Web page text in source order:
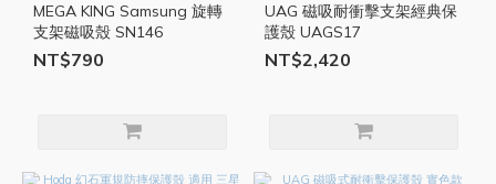
MEGA KING Samsung 旋轉
支架磁吸殼 SN146
NT$790
UAG 磁吸耐衝擊支架經典保
護殼 UAGS17
NT$2,420